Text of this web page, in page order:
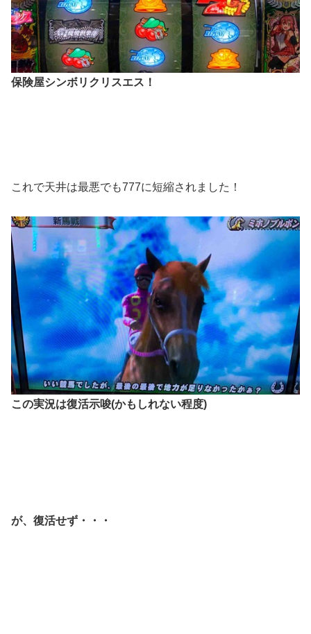
保険屋シンボリクリスエス！
これで天井は最悪でも777に短縮されました！
この実況は復活示唆(かもしれない程度)
が、復活せず・・・